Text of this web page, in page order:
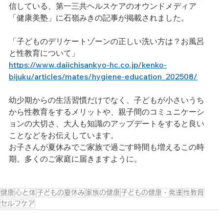
信している、第一三共ヘルスケアのオウンドメディア
「健康美塾」に石嶺みきの記事が掲載されました。
「子どものデリケートゾーンの正しい洗い方は？お風呂
と性教育について」
https://www.daiichisankyo-hc.co.jp/kenko-
bijuku/articles/mates/hygiene-education_202508/
幼少期からの生活習慣だけでなく、子どもが小さいうち
から性教育をするメリットや、親子間のコミュニケーシ
ョンの大切さ、大人も知識のアップデートをすると良い
ことなどをお伝えしています。
お子さんが夏休みでご家族で過ごす時間も増えるこの時
期。多くのご家庭に届きますように。
健康 心と体 子どもの夏休み 家族の健康 子どもの健康・発達 性教育
セルフケア